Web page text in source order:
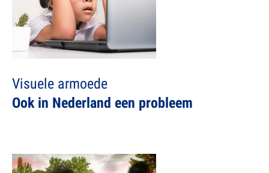
Visuele armoede
Ook in Nederland een probleem